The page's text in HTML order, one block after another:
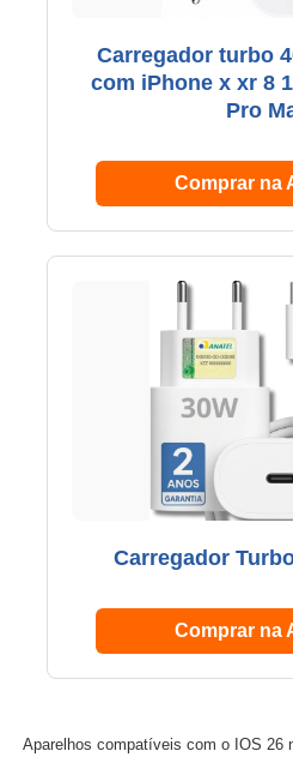
Carregador turbo
com iPhone x xr 8
Pro
Comprar na
Carregador
Comprar na
Aparelhos compatíveis com o IOS 26